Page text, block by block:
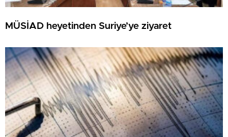
MÜSİAD heyetinden Suriye’ye ziyaret